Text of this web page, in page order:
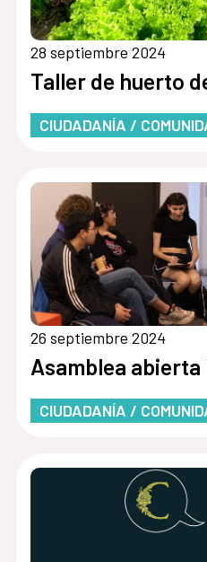
28 septiembre 2024
Taller de huerto
CIUDADANÍA /
26 septiembre 2024
Asamblea
CIUDADANÍA /